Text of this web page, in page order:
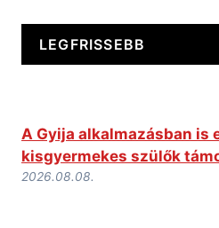
LEGFRISSEBB
A Gyija alkalmazásban is
kisgyermekes szülők
2026.08.08.